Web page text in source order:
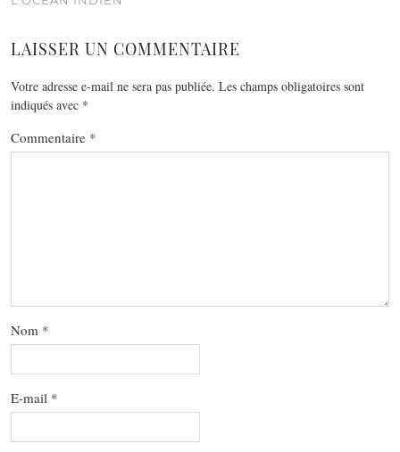
LAISSER UN COMMENTAIRE
Votre adresse e-mail ne sera pas publiée. Les champs obligatoires sont
indiqués avec *
Commentaire *
Nom *
E-mail *